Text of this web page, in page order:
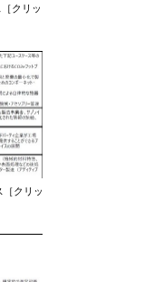
クリッ
クリッ